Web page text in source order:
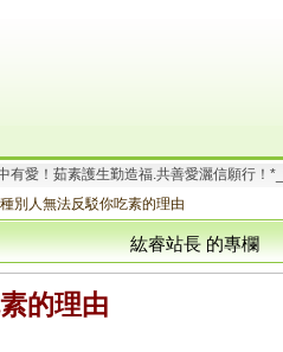
有愛！茹素護生勤造福.共善愛灑信願行！*_*
！時時心有法喜.念念不離禪悅!.^Q^..
別人無法反駁你吃素的理由
紘睿站長 的專欄
的理由